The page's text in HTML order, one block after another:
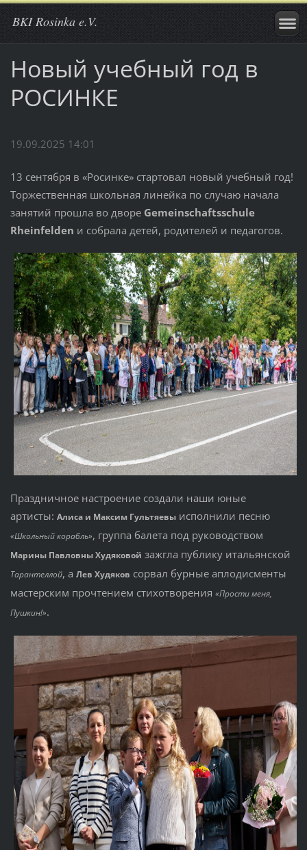
BKI Rosinka e.V.
Новый учебный год в
РОСИНКЕ
19.09.2025 14:01
13 сентября в «Росинке» стартовал новый учебный год!
Торжественная школьная линейка по случаю начала
занятий прошла во дворе Gemeinschaftsschule
Rheinfelden и собрала детей, родителей и педагогов.
Праздничное настроение создали наши юные
артисты: Алиса и Максим Гультяевыисполнили песню
«Школьный корабль», группа балета под руководством
Марины Павловны Худяковой зажгла публику итальянской
Тарантеллой, а Лев Худяков сорвал бурные аплодисменты
мастерским прочтением стихотворения «Прости меня,
Пушкин!».